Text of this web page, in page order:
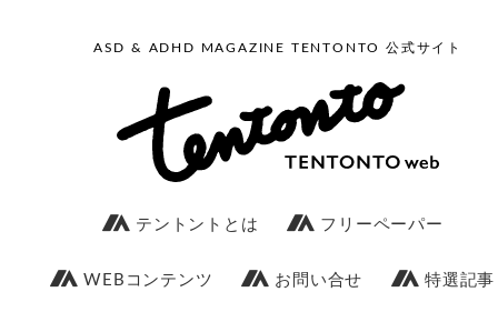
ASD & ADHD MAGAZINE TENTONTO 公式サイト
テントントとは フリーペーパー
WEBコンテンツ お問い合せ 特選記事